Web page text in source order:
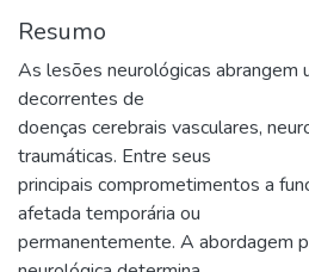
Resumo
As lesões neurológicas abrangem
decorrentes de
doenças cerebrais vasculares,
traumáticas. Entre seus
principais comprometimentos a
afetada temporária ou
permanentemente. A abordagem